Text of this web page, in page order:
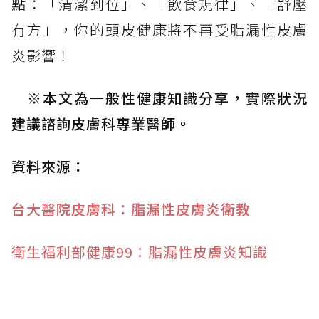
有方」，你的頭皮健康將不再受脂漏性皮膚
炎影響！
※本文為一般性健康知識分享，實際狀況
建議諮詢皮膚科專業醫師。
資料來源：
台大醫院皮膚科：脂漏性皮膚炎衛教
衛生福利部健康99：脂漏性皮膚炎知識